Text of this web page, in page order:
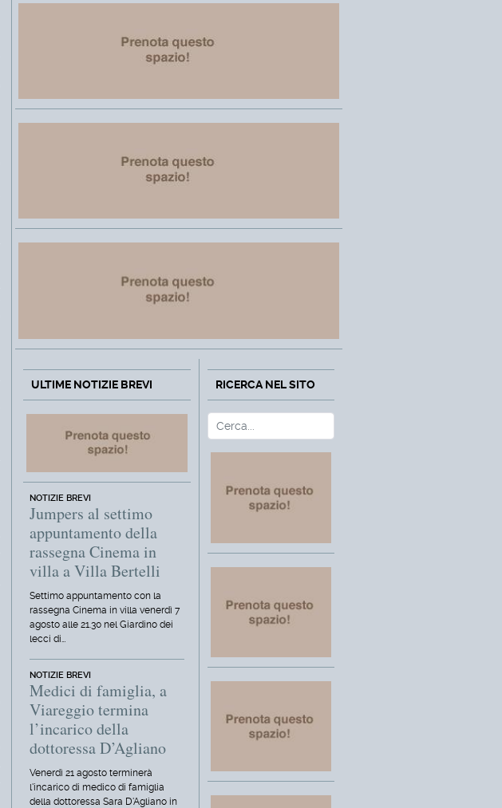
ULTIME NOTIZIE BREVI
NOTIZIE BREVI
Jumpers al settimo
appuntamento della
rassegna Cinema in
villa a Villa Bertelli
Settimo appuntamento con la
rassegna Cinema in villa venerdì 7
agosto alle 21.30 nel Giardino dei
lecci di…
NOTIZIE BREVI
Medici di famiglia, a
Viareggio termina
l’incarico della
dottoressa D’Agliano
Venerdì 21 agosto terminerà
l'incarico di medico di famiglia
della dottoressa Sara D'Agliano in
RICERCA NEL SITO
Cerca Type 2 or more characters